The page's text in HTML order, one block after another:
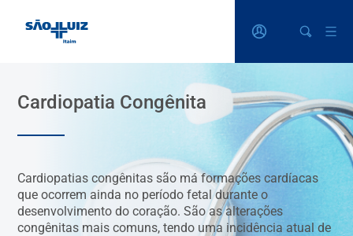
Cardiopatia Congênita
Cardiopatias congênitas são má formações cardíacas
que ocorrem ainda no período fetal durante o
desenvolvimento do coração. São as alterações
congênitas mais comuns, tendo uma incidência atual de